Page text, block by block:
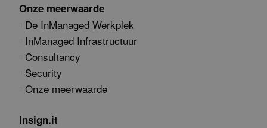
Onze meerwaarde
De InManaged Werkplek
InManaged Infrastructuur
Consultancy
Security
Onze meerwaarde
Insign.it